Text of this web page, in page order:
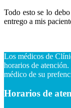
Todo esto se lo
entrego a mis
Los médicos de
horarios de
médico de su
Horarios de